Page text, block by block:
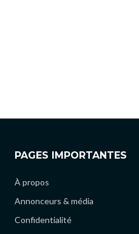
PAGES IMPORTANTES
À propos
Annonceurs & média
Confidentialité